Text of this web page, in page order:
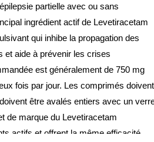
partielle avec ou sans
ingrédient actif de Levetiracetam
qui inhibe la propagation des
et aide à prévenir les crises
est généralement de 750 mg
fois par jour. Les comprimés doivent
être avalés entiers avec un
de marque du Levetiracetam
actifs et offrent la même efficacité.